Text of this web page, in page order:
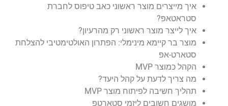
איך מייצרים מוצר ראשוני כאב טיפוס לחברת
סטראטאפ?
איך לייצר מוצר ראשוני רק מהרעיון?
מוצר בר קיימא מינימלי: הפתרון האולטימטיבי להצלחת
סטארט-אפ
הקהל כמוצר MVP
מה צריך לדעת על קהל היעד?
תהליך חשיבה לפיתוח מוצר MVP
מושגים חשובים ליזמי סטארטפ